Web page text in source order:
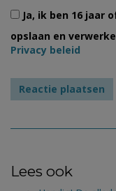
Ja, ik ben 16 jaar
opslaan en
Privacy beleid
Lees ook